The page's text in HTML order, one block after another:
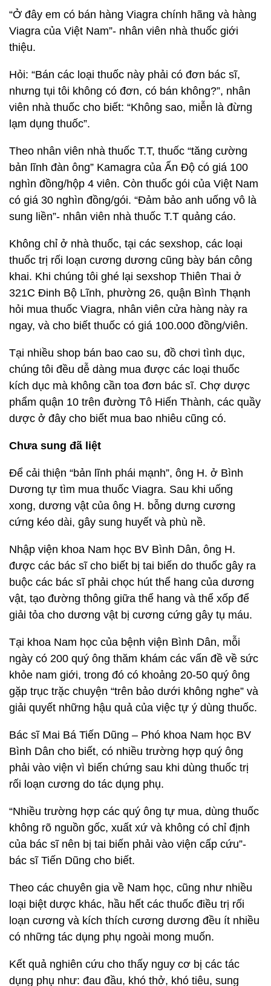
“Ở đây em có bán hàng Viagra chính hãng và hàng
Viagra của Việt Nam”- nhân viên nhà thuốc giới
thiệu.
Hỏi: “Bán các loại thuốc này phải có đơn bác sĩ,
nhưng tụi tôi không có đơn, có bán không?”, nhân
viên nhà thuốc cho biết: “Không sao, miễn là đừng
lạm dụng thuốc”.
Theo nhân viên nhà thuốc T.T, thuốc “tăng cường
bản lĩnh đàn ông” Kamagra của Ấn Độ có giá 100
nghìn đồng/hộp 4 viên. Còn thuốc gói của Việt Nam
có giá 30 nghìn đồng/gói. “Đảm bảo anh uống vô là
sung liền”- nhân viên nhà thuốc T.T quảng cáo.
Không chỉ ở nhà thuốc, tại các sexshop, các loại
thuốc trị rối loạn cương dương cũng bày bán công
khai. Khi chúng tôi ghé lại sexshop Thiên Thai ở
321C Đinh Bộ Lĩnh, phường 26, quận Bình Thạnh
hỏi mua thuốc Viagra, nhân viên cửa hàng này ra
ngay, và cho biết thuốc có giá 100.000 đồng/viên.
Tại nhiều shop bán bao cao su, đồ chơi tình dục,
chúng tôi đều dễ dàng mua được các loại thuốc
kích dục mà không cần toa đơn bác sĩ. Chợ dược
phẩm quận 10 trên đường Tô Hiến Thành, các quầy
dược ở đây cho biết mua bao nhiêu cũng có.
Chưa sung đã liệt
Để cải thiện “bản lĩnh phái mạnh”, ông H. ở Bình
Dương tự tìm mua thuốc Viagra. Sau khi uống
xong, dương vật của ông H. bỗng dưng cương
cứng kéo dài, gây sung huyết và phù nề.
Nhập viện khoa Nam học BV Bình Dân, ông H.
được các bác sĩ cho biết bị tai biến do thuốc gây ra
buộc các bác sĩ phải chọc hút thể hang của dương
vật, tạo đường thông giữa thể hang và thể xốp để
giải tỏa cho dương vật bị cương cứng gây tụ máu.
Tại khoa Nam học của bệnh viện Bình Dân, mỗi
ngày có 200 quý ông thăm khám các vấn đề về sức
khỏe nam giới, trong đó có khoảng 20-50 quý ông
gặp trục trặc chuyện “trên bảo dưới không nghe” và
giải quyết những hậu quả của việc tự ý dùng thuốc.
Bác sĩ Mai Bá Tiến Dũng – Phó khoa Nam học BV
Bình Dân cho biết, có nhiều trường hợp quý ông
phải vào viện vì biến chứng sau khi dùng thuốc trị
rối loạn cương do tác dụng phụ.
“Nhiều trường hợp các quý ông tự mua, dùng thuốc
không rõ nguồn gốc, xuất xứ và không có chỉ định
của bác sĩ nên bị tai biến phải vào viện cấp cứu”-
bác sĩ Tiến Dũng cho biết.
Theo các chuyên gia về Nam học, cũng như nhiều
loại biệt dược khác, hầu hết các thuốc điều trị rối
loạn cương và kích thích cương dương đều ít nhiều
có những tác dụng phụ ngoài mong muốn.
Kết quả nghiên cứu cho thấy nguy cơ bị các tác
dụng phụ như: đau đầu, khó thở, khó tiêu, sung